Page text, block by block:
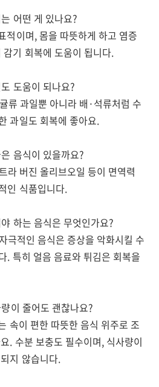
어떤 게 있나요?
적이며, 몸을 따뜻하게 하고 염증
기 회복에 도움이 됩니다.
도움이 되나요?
류 과일뿐 아니라 배·석류처럼 수
과일도 회복에 좋아요.
음식이 있을까요?
라 버진 올리브오일 등이 면역력
인 식품입니다.
하는 음식은 무엇인가요?
극적인 음식은 증상을 악화시킬 수
. 특히 얼음 음료와 튀김은 회복을
이 줄어도 괜찮나요?
속이 편한 따뜻한 음식 위주로 조
. 수분 보충도 필수이며, 식사량이
지 않습니다.